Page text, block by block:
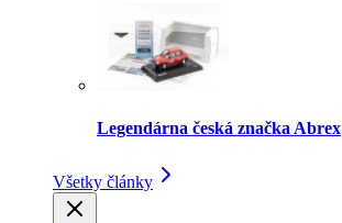
Legendárna česká značka Abrex
Všetky články